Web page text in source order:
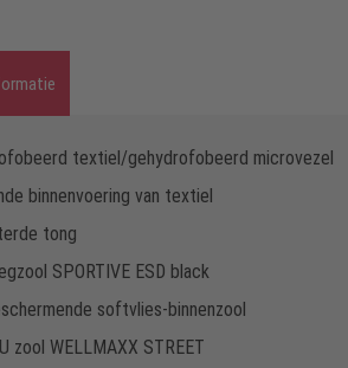
textiel/gehydrofobeerd microvezel
binnenvoering van textiel
tong
SPORTIVE ESD black
softvlies-binnenzool
zool WELLMAXX STREET